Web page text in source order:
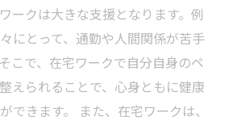
ークは大きな支援となります。例
にとって、通勤や人間関係が苦手
こで、在宅ワークで自分自身のペ
えられることで、心身ともに健康
できます。 また、在宅ワークは、